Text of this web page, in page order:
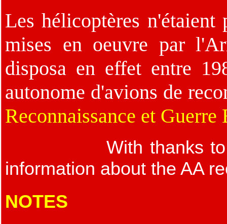
Les hélicoptères n'étaient
mises en oeuvre par
disposa en effet entre
autonome d'avions de
Reconnaissance et
With thanks
information about the AA
NOTES